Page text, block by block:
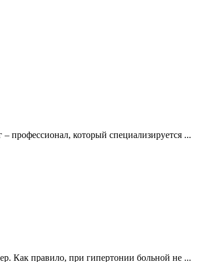
профессионал, который специализируется ...
Как правило, при гипертонии больной не ...